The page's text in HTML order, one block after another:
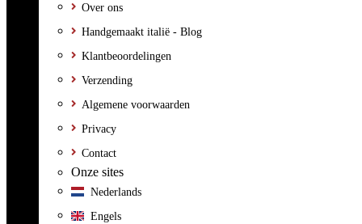
Over ons
Handgemaakt italië - Blog
Klantbeoordelingen
Verzending
Algemene voorwaarden
Privacy
Contact
Onze sites
Nederlands
Engels